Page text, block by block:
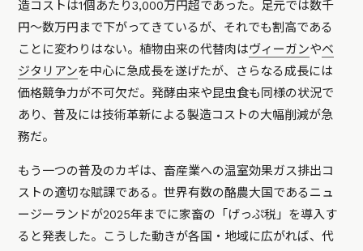
造コストは1個あたり3,000万円超であった。足元では数千
円～数万円まで下がってきているが、それでも割高である
ことに変わりはない。植物由来の代替肉はヴィーガンやベ
ジタリアンを中心に急成長を遂げたが、さらなる成長には
価格競争力が不可欠だ。発酵由来や昆虫食も同様の状況で
あり、普及には技術革新による製造コストの大幅削減が急
務だ。
もう一つの普及のカギは、畜産業への温室効果ガス排出コ
ストの適切な賦課である。世界有数の酪農大国であるニュ
ージーランドが2025年までに家畜の「げっぷ税」を導入す
ると発表した。こうした動きが各国・地域に広がれば、代